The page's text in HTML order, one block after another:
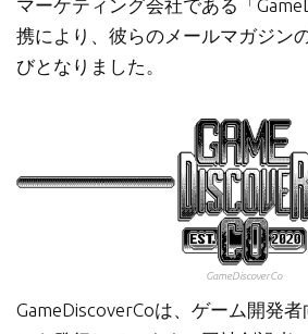
マーケティング会社である「
携により、彼らのメールマガジン
びとなりました。
GameDiscoverCo
GameDiscoverCoは、ゲーム開発